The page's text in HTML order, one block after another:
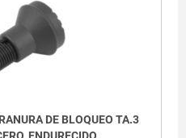
DE BLOQUEO TA.3